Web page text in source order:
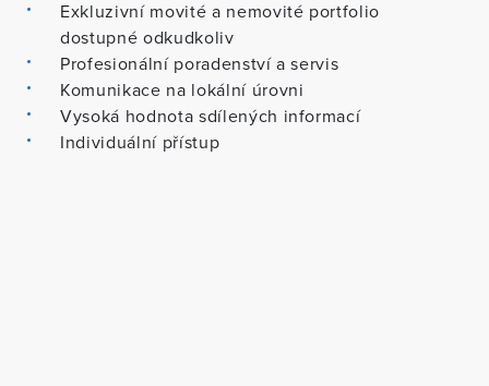
Exkluzivní movité a nemovité portfolio
dostupné odkudkoliv
Profesionální poradenství a servis
Komunikace na lokální úrovni
Vysoká hodnota sdílených informací
Individuální přístup